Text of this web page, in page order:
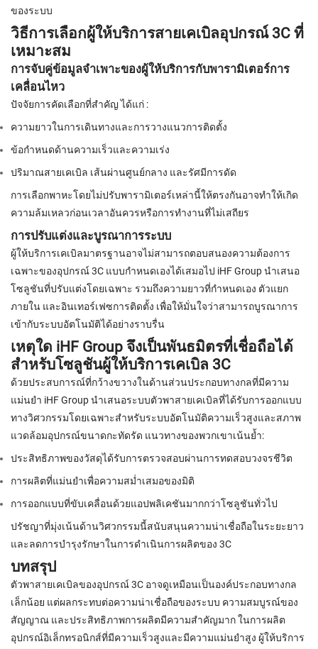
ของระบบ
วิธีการเลือกผู้ให้บริการสายเคเบิลอุปกรณ์ 3C ที่
เหมาะสม
การจับคู่ข้อมูลจำเพาะของผู้ให้บริการกับพารามิเตอร์การ
เคลื่อนไหว
ปัจจัยการคัดเลือกที่สำคัญ ได้แก่ :
ความยาวในการเดินทางและการวางแนวการติดตั้ง
ข้อกำหนดด้านความเร็วและความเร่ง
ปริมาณสายเคเบิล เส้นผ่านศูนย์กลาง และรัศมีการดัด
การเลือกพาหะโดยไม่ปรับพารามิเตอร์เหล่านี้ให้ตรงกันอาจทำให้เกิด
ความล้มเหลวก่อนเวลาอันควรหรือการทำงานที่ไม่เสถียร
การปรับแต่งและบูรณาการระบบ
ผู้ให้บริการเคเบิลมาตรฐานอาจไม่สามารถตอบสนองความต้องการ
เฉพาะของอุปกรณ์ 3C แบบกำหนดเองได้เสมอไป iHF Group นำเสนอ
โซลูชันที่ปรับแต่งโดยเฉพาะ รวมถึงความยาวที่กำหนดเอง ตัวแยก
ภายใน และอินเทอร์เฟซการติดตั้ง เพื่อให้มั่นใจว่าสามารถบูรณาการ
เข้ากับระบบอัตโนมัติได้อย่างราบรื่น
เหตุใด iHF Group จึงเป็นพันธมิตรที่เชื่อถือได้
สำหรับโซลูชันผู้ให้บริการเคเบิล 3C
ด้วยประสบการณ์ที่กว้างขวางในด้านส่วนประกอบทางกลที่มีความ
แม่นยำ iHF Group นำเสนอระบบตัวพาสายเคเบิลที่ได้รับการออกแบบ
ทางวิศวกรรมโดยเฉพาะสำหรับระบบอัตโนมัติความเร็วสูงและสภาพ
แวดล้อมอุปกรณ์ขนาดกะทัดรัด แนวทางของพวกเขาเน้นย้ำ:
ประสิทธิภาพของวัสดุได้รับการตรวจสอบผ่านการทดสอบวงจรชีวิต
การผลิตที่แม่นยำเพื่อความสม่ำเสมอของมิติ
การออกแบบที่ขับเคลื่อนด้วยแอปพลิเคชันมากกว่าโซลูชันทั่วไป
ปรัชญาที่มุ่งเน้นด้านวิศวกรรมนี้สนับสนุนความน่าเชื่อถือในระยะยาว
และลดการบำรุงรักษาในการดำเนินการผลิตของ 3C
บทสรุป
ตัวพาสายเคเบิลของอุปกรณ์ 3C อาจดูเหมือนเป็นองค์ประกอบทางกล
เล็กน้อย แต่ผลกระทบต่อความน่าเชื่อถือของระบบ ความสมบูรณ์ของ
สัญญาณ และประสิทธิภาพการผลิตมีความสำคัญมาก ในการผลิต
อุปกรณ์อิเล็กทรอนิกส์ที่มีความเร็วสูงและมีความแม่นยำสูง ผู้ให้บริการ